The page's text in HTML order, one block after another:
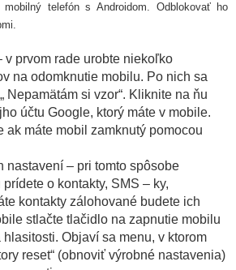
telefón s Androidom. Odblokovať ho
v prvom rade urobte niekoľko
na odomknutie mobilu. Po nich sa
Nepamätám si vzor“. Kliknite na ňu
účtu Google, ktorý máte v mobile.
ak máte mobil zamknutý pomocou
nastavení – pri tomto spôsobe
o kontakty, SMS – ky,
kontakty zálohované budete ich
stlačte tlačidlo na zapnutie mobilu
Objaví sa menu, v ktorom
reset“ (obnoviť výrobné nastavenia)